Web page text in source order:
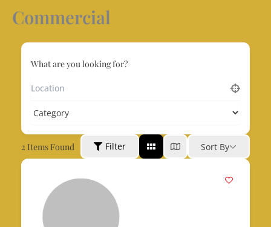
Commercial
What are you looking for?
2 Items Found Filter Sort By